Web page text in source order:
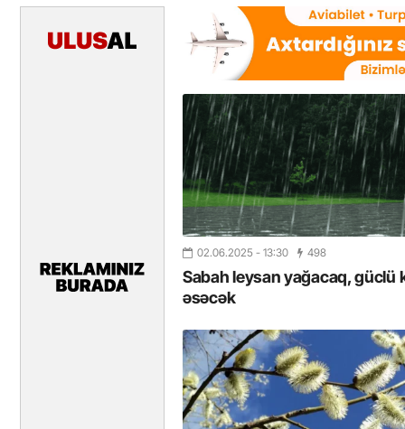
02.06.2025 - 13:30 498
Sabah leysan yağacaq, güclü
əsəcək